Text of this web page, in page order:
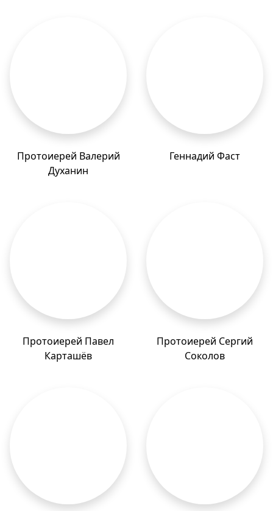
Протоиерей Валерий
Духанин
Геннадий Фаст
Протоиерей Павел
Карташёв
Протоиерей Сергий
Соколов